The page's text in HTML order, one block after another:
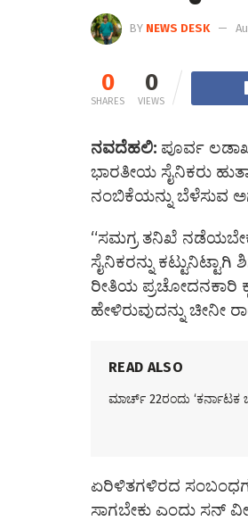
BY NEWS DESK
0
SHARES
0
VIEWS
ನವದೆಹಲಿ: ಪೂರ್ವ
ಭಾರತೀಯ ಸೈನಿಕರು
ನಂಬಿಕೆಯನ್ನು ಬೆಳೆಸುವ
“ಸಮಗ್ರ ತನಿಖೆ
ಸೈನಿಕರನ್ನು
ರೀತಿಯ ಪ್ರಚೋದನಕಾರಿ
ಹೇಳಿರುವುದನ್ನು
READ ALSO
ಮಾರ್ಚ್ 22ರಂದು
ಏರಿಳಿತಗಳಿರದ
ಸಾಗಬೇಕು ಎಂದು ಸನ್